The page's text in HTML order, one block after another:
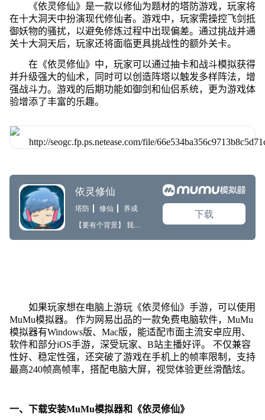
《依灵修仙》是一款以修仙为题材的塔防游戏，玩家将
在十大洞天中扮演现代修仙者。游戏中，玩家需操控飞剑抵
御妖物的骚扰，以避免修炼过程中出现偏差。通过挑战并通
关十大洞天后，玩家还将面临更具挑战性的额外关卡。
在《依灵修仙》中，玩家可以通过抽卡和战斗模拟获得
并升级强大的仙术，同时可以创造阵塔以触发多样阵法，增
强战斗力。游戏的后期功能如御剑和仙侣系统，更为游戏体
验增添了丰富的乐趣。
如果玩家想在电脑上游玩《依灵修仙》手游，可以使用
MuMu模拟器。 作为网易出品的一款免费电脑软件，MuMu
模拟器有Windows版、Mac版，能适配市面主流安卓应用、
软件和部分iOS手游，深受玩家、B站主播好评。 不仅兼容
性好、稳定性强，还突破了游戏在手机上的帧率限制，支持
最高240帧高帧率，搭配电脑大屏，视觉体验更丝滑酷炫。
一、下载安装MuMu模拟器和《依灵修仙》